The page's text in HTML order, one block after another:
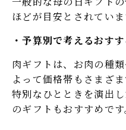
ほどが目安とされていま
予算別で考えるおす
肉ギフトは、お肉の種
よって価格帯もさまざ
特別なひとときを演出
のギフトもおすすめです